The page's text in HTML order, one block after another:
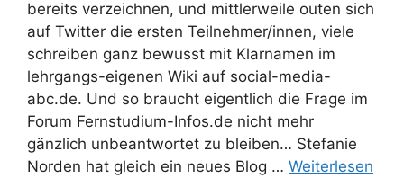
bereits verzeichnen, und mittlerweile outen sich
auf Twitter die ersten Teilnehmer/innen, viele
schreiben ganz bewusst mit Klarnamen im
lehrgangs-eigenen Wiki auf social-media-
abc.de. Und so braucht eigentlich die Frage im
Forum Fernstudium-Infos.de nicht mehr
gänzlich unbeantwortet zu bleiben… Stefanie
Norden hat gleich ein neues Blog … Weiterlesen